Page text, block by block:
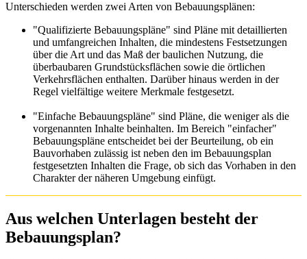
Unterschieden werden zwei Arten von Bebauungsplänen:
"Qualifizierte Bebauungspläne" sind Pläne mit detaillierten
und umfangreichen Inhalten, die mindestens Festsetzungen
über die Art und das Maß der baulichen Nutzung, die
überbaubaren Grundstücksflächen sowie die örtlichen
Verkehrsflächen enthalten. Darüber hinaus werden in der
Regel vielfältige weitere Merkmale festgesetzt.
"Einfache Bebauungspläne" sind Pläne, die weniger als die
vorgenannten Inhalte beinhalten. Im Bereich "einfacher"
Bebauungspläne entscheidet bei der Beurteilung, ob ein
Bauvorhaben zulässig ist neben den im Bebauungsplan
festgesetzten Inhalten die Frage, ob sich das Vorhaben in den
Charakter der näheren Umgebung einfügt.
Aus welchen Unterlagen besteht der
Bebauungsplan?